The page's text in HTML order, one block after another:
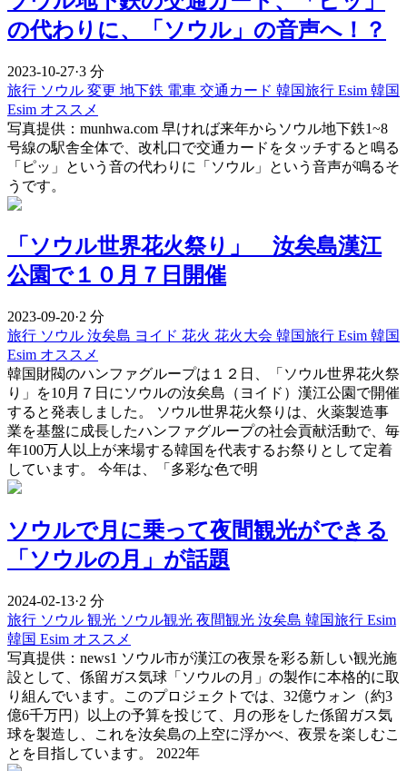
の代わりに、「ソウル」の音声へ！？
2023-10-27·3 分
旅行 ソウル 変更 地下鉄 電車 交通カード 韓国旅行 Esim 韓国
Esim オススメ
写真提供：munhwa.com 早ければ来年からソウル地下鉄1~8
号線の駅舎全体で、改札口で交通カードをタッチすると鳴る
「ピッ」という音の代わりに「ソウル」という音声が鳴るそ
うです。
「ソウル世界花火祭り」 汝矣島漢江
公園で１０月７日開催
2023-09-20·2 分
旅行 ソウル 汝矣島 ヨイド 花火 花火大会 韓国旅行 Esim 韓国
Esim オススメ
韓国財閥のハンファグループは１２日、「ソウル世界花火祭
り」を10月７日にソウルの汝矣島（ヨイド）漢江公園で開催
すると発表しました。 ソウル世界花火祭りは、火薬製造事
業を基盤に成長したハンファグループの社会貢献活動で、毎
年100万人以上が来場する韓国を代表するお祭りとして定着
しています。 今年は、「多彩な色で明
ソウルで月に乗って夜間観光ができる
「ソウルの月」が話題
2024-02-13·2 分
旅行 ソウル 観光 ソウル観光 夜間観光 汝矣島 韓国旅行 Esim
韓国 Esim オススメ
写真提供：news1 ソウル市が漢江の夜景を彩る新しい観光施
設として、係留ガス気球「ソウルの月」の製作に本格的に取
り組んでいます。このプロジェクトでは、32億ウォン（約3
億6千万円）以上の予算を投じて、月の形をした係留ガス気
球を製造し、これを汝矣島の上空に浮かべ、夜景を楽しむこ
とを目指しています。 2022年